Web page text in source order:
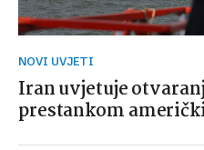
NOVI UVJETI
Iran uvjetuje
prestankom